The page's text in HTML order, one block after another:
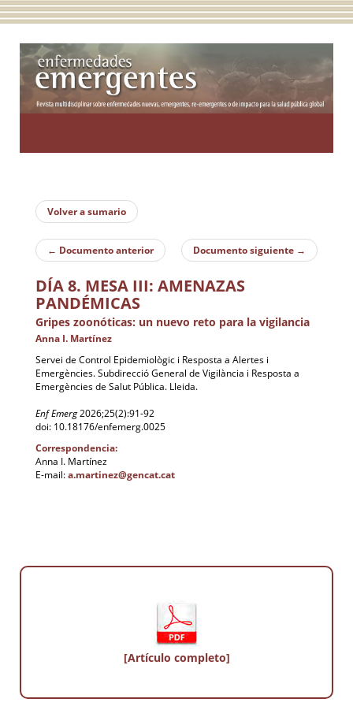
Volver a sumario
← Documento anterior Documento siguiente →
DÍA 8. MESA III: AMENAZAS
PANDÉMICAS
Gripes zoonóticas: un nuevo reto para la vigilancia
Anna I. Martínez
Servei de Control Epidemiològic i Resposta a Alertes i
Emergències. Subdirecció General de Vigilància i Resposta a
Emergències de Salut Pública. Lleida.
Enf Emerg2026;25(2):91-92
doi: 10.18176/enfemerg.0025
Correspondencia:
Anna I. Martínez
E-mail:a.martinez@gencat.cat
[Artículo completo]